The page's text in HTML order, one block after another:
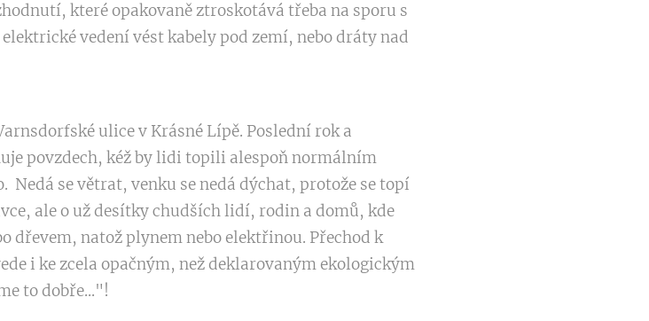
které opakovaně ztroskotává třeba na sporu s
vedení vést kabely pod zemí, nebo dráty nad
ulice v Krásné Lípě. Poslední rok a
povzdech, kéž by lidi topili alespoň normálním
se větrat, venku se nedá dýchat, protože se topí
ale o už desítky chudších lidí, rodin a domů, kde
dřevem, natož plynem nebo elektřinou. Přechod k
i ke zcela opačným, než deklarovaným ekologickým
to dobře..."!